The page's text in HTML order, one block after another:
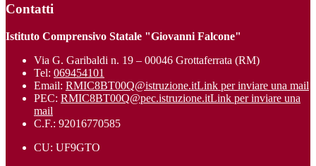
Contatti
Istituto Comprensivo Statale "Giovanni Falcone"
Via G. Garibaldi n. 19 – 00046 Grottaferrata (RM)
Tel: 069454101
Email: RMIC8BT00Q@istruzione.itLink per inviare una mail
PEC: RMIC8BT00Q@pec.istruzione.itLink per inviare una
mail
C.F.: 92016770585
CU: UF9GTO